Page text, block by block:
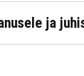
funktsiooniga
ja